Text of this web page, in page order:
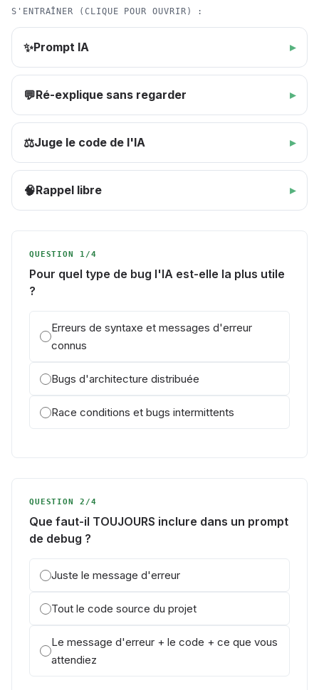
S'ENTRAÎNER (CLIQUE POUR OUVRIR) :
✨Prompt IA
💬Ré-explique sans regarder
⚖️Juge le code de l'IA
🧠Rappel libre
QUESTION 1/4
Pour quel type de bug l'IA est-elle la plus utile
?
Erreurs de syntaxe et messages d'erreur
connus
Bugs d'architecture distribuée
Race conditions et bugs intermittents
QUESTION 2/4
Que faut-il TOUJOURS inclure dans un prompt
de debug ?
Juste le message d'erreur
Tout le code source du projet
Le message d'erreur + le code + ce que vous
attendiez